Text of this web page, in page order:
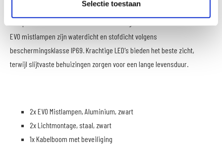
Selectie toestaan
verkeer vergroot. De focus van de nieuwe ontwikkeling lag op een
EVO mistlampen zijn waterdicht en stofdicht volgens
beschermingsklasse IP69. Krachtige LED's bieden het beste zicht,
terwijl slijtvaste behuizingen zorgen voor een lange levensduur.
2x EVO Mistlampen, Aluminium, zwart
2x Lichtmontage, staal, zwart
1x Kabelboom met beveiliging